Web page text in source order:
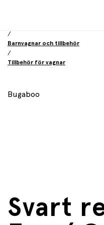
/
Barnvagnar och tillbehör
/
Tillbehör för vagnar
Bugaboo
Svart